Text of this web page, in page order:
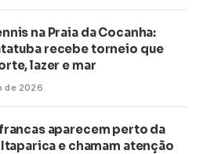
na Praia da Cocanha:
recebe torneio que
lazer e mar
de 2026
aparecem perto da
Itaparica e chamam atenção